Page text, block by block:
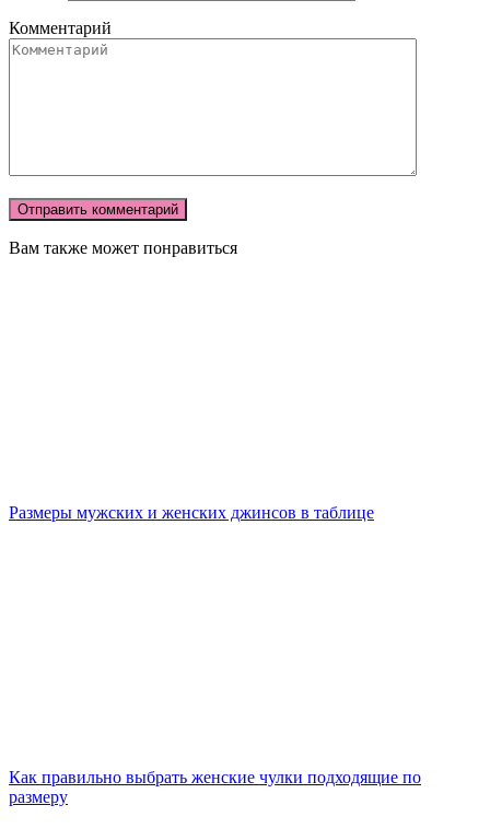
Комментарий
Вам также может понравиться
Размеры мужских и женских джинсов в таблице
Как правильно выбрать женские чулки подходящие по
размеру